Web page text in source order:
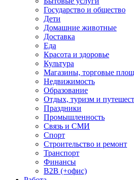
Государство и общество
Дети
Домашние животные
Доставка
Еда
Красота и здоровье
Культура
Магазины, торговые
Недвижимость
Образование
Отдых, туризм и
Праздники
Промышленность
Связь и СМИ
Спорт
Строительство и ремонт
Транспорт
Финансы
B2B (+офис)